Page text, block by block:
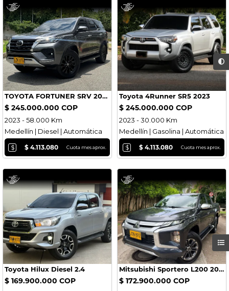
TOYOTA FORTUNER SRV 2023
$ 245.000.000 COP
2023 - 58.000 Km
Medellín | Diesel | Automática
$ $ 4.113.080 Cuota mes aprox.
Toyota 4Runner SR5 2023
$ 245.000.000 COP
2023 - 30.000 Km
Medellín | Gasolina | Automática
$ $ 4.113.080 Cuota mes aprox.
Toyota Hilux Diesel 2.4
$ 169.900.000 COP
Mitsubishi Sportero L200 2022
$ 172.900.000 COP